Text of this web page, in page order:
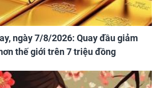
ngày 7/8/2026: Quay đầu giảm
thế giới trên 7 triệu đồng